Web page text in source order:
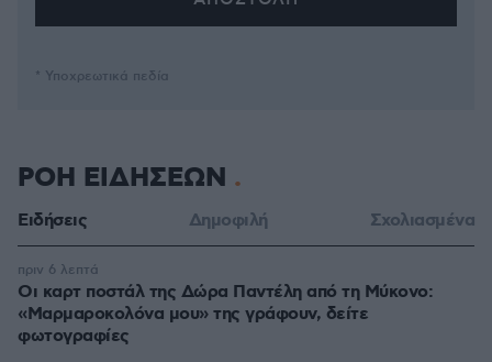
* Υποχρεωτικά πεδία
ΡΟΗ ΕΙΔΗΣΕΩΝ
Ειδήσεις Δημοφιλή Σχολιασμένα
Οι καρτ ποστάλ της Δώρα Παντέλη από τη Μύκονο:
«Μαρμαροκολόνα μου» της γράφουν, δείτε
φωτογραφίες
πριν 6 λεπτά